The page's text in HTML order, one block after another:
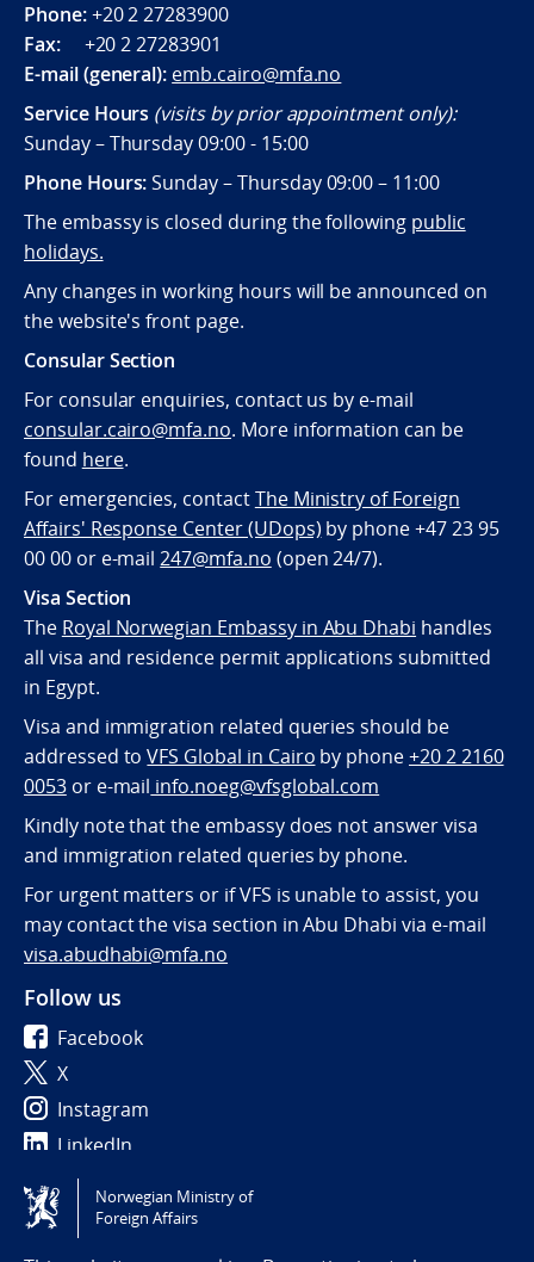
Phone:+20 2 27283900
Fax:+20 2 27283901
E-mail (general): emb.cairo@mfa.no
Service Hours (visits by prior appointment only):
Sunday – Thursday 09:00 - 15:00
Phone Hours:Sunday – Thursday 09:00 – 11:00
The embassy is closed during the following public
holidays.
Any changes in working hours will be announced on
the website's front page.
Consular Section
For consular enquiries, contact us by e-mail
consular.cairo@mfa.no. More information can be
found here.
For emergencies, contactThe Ministry of Foreign
Affairs' Response Center (UDops) by phone +47 23 95
00 00 or e-mail247@mfa.no (open 24/7).
Visa Section
The Royal Norwegian Embassy in Abu Dhabi handles
all visa and residence permit applications submitted
in Egypt.
Visa and immigration related queries should be
addressed toVFS Global in Cairo by phone+20 2 2160
0053or e-mail info.noeg@vfsglobal.com
Kindly note that the embassy does not answer visa
and immigration related queries by phone.
For urgent matters or if VFS is unable to assist, you
may contact the visa section in Abu Dhabi via e-mail
visa.abudhabi@mfa.no
Follow us
Facebook
X
Instagram
LinkedIn
Tilgjengelighetserklæring / Accessibility statement
(NO)
Norwegian Ministry of
Foreign Affairs